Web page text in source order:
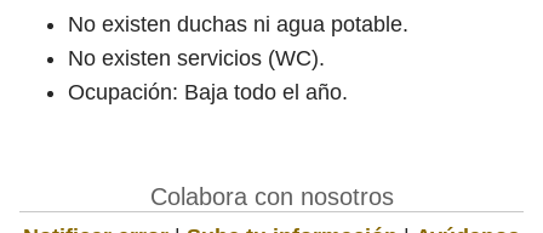
No existen duchas ni agua potable.
No existen servicios (WC).
Ocupación: Baja todo el año.
Colabora con nosotros